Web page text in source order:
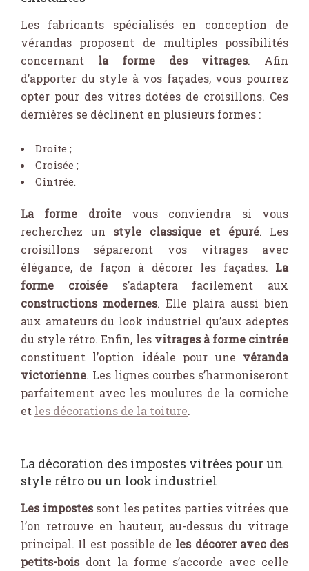
Les fabricants spécialisés en conception de
vérandas proposent de multiples possibilités
concernant la forme des vitrages. Afin
d’apporter du style à vos façades, vous pourrez
opter pour des vitres dotées de croisillons. Ces
dernières se déclinent en plusieurs formes :
Droite ;
Croisée ;
Cintrée.
La forme droitevous conviendra si vous
recherchez un style classique et épuré. Les
croisillons sépareront vos vitrages avec
élégance, de façon à décorer les façades. La
forme croisées’adaptera facilement aux
constructions modernes. Elle plaira aussi bien
aux amateurs du look industriel qu’aux adeptes
du style rétro. Enfin, les vitrages à forme cintrée
constituent l’option idéale pour une véranda
victorienne. Les lignes courbes s’harmoniseront
parfaitement avec les moulures de la corniche
et les décorations de la toiture.
La décoration des impostes vitrées pour un
style rétro ou un look industriel
Les impostessont les petites parties vitrées que
l’on retrouve en hauteur, au-dessus du vitrage
principal. Il est possible de les décorer avec des
petits-bois dont la forme s’accorde avec celle